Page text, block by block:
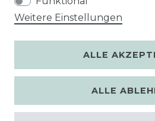
Weitere Einstellungen
ALLE
ALLE